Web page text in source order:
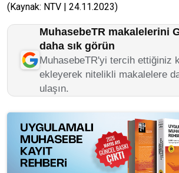
(Kaynak: NTV | 24.11.2023)
MuhasebeTR makalelerini
daha sık görün
MuhasebeTR'yi tercih ettiğiniz
ekleyerek nitelikli makalelere
ulaşın.